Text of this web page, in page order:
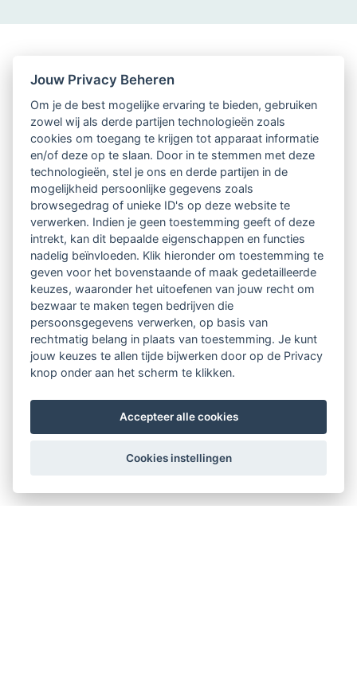
Jouw Privacy Beheren
Om je de best mogelijke ervaring te bieden, gebruiken
zowel wij als derde partijen technologieën zoals
cookies om toegang te krijgen tot apparaat informatie
en/of deze op te slaan. Door in te stemmen met deze
technologieën, stel je ons en derde partijen in de
mogelijkheid persoonlijke gegevens zoals
browsegedrag of unieke ID's op deze website te
verwerken. Indien je geen toestemming geeft of deze
intrekt, kan dit bepaalde eigenschappen en functies
nadelig beïnvloeden. Klik hieronder om toestemming te
geven voor het bovenstaande of maak gedetailleerde
keuzes, waaronder het uitoefenen van jouw recht om
bezwaar te maken tegen bedrijven die
persoonsgegevens verwerken, op basis van
rechtmatig belang in plaats van toestemming. Je kunt
jouw keuzes te allen tijde bijwerken door op de Privacy
knop onder aan het scherm te klikken.
Accepteer alle cookies
Cookies instellingen